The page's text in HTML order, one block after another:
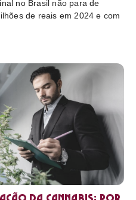
no Brasil não para de
de reais em 2024 e com